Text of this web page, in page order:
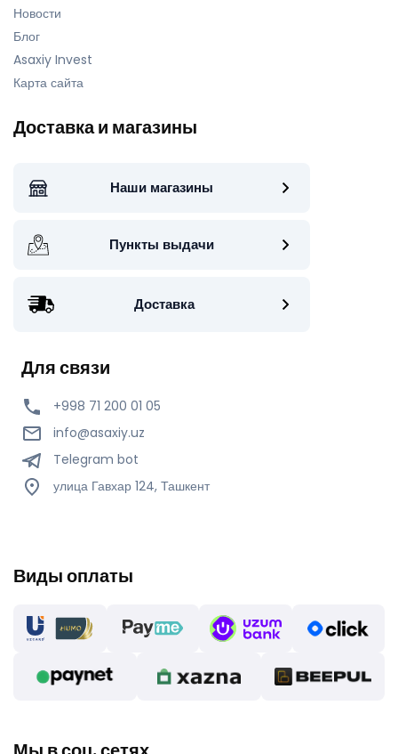
Новости
Блог
Asaxiy Invest
Карта сайта
Доставка и магазины
Наши магазины
Пункты выдачи
Доставка
Для связи
+998 71 200 01 05
info@asaxiy.uz
Telegram bot
улица Гавхар 124, Ташкент
Виды оплаты